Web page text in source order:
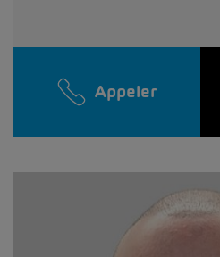
Appeler